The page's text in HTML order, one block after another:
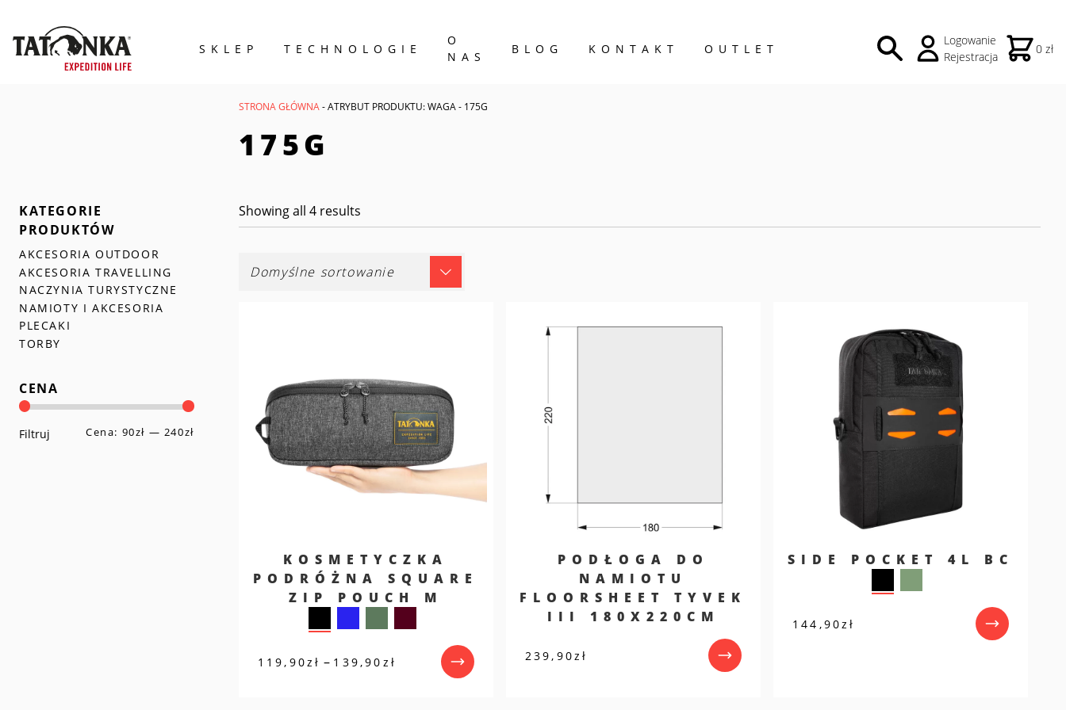
SKLEP TECHNOLOGIE
O
NAS
BLOG KONTAKT OUTLET
Logowanie
Rejestracja
0 zł
STRONA GŁÓWNA- ATRYBUT PRODUKTU: WAGA - 175G
175G
Showing all 4 results
KOSMETYCZKA
PODRÓŻNA SQUARE
ZIP POUCH M
119,90zł – 139,90 zł
PODŁOGA DO
NAMIOTU
FLOORSHEET TYVEK
III 180X220CM
239,90zł
SIDE POCKET 4L BC
144,90zł
KATEGORIE
PRODUKTÓW
AKCESORIA OUTDOOR
AKCESORIA TRAVELLING
NACZYNIA TURYSTYCZNE
NAMIOTY I AKCESORIA
PLECAKI
TORBY
CENA
Cena
Cena
Filtruj Cena: 90zł — 240zł